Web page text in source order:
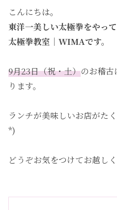
こんにちは。
東洋一美しい太極拳をやっ
太極拳教室｜WIMAです。
9月23日（祝・土）のお稽古
ります。
ランチが美味しいお店がた
*)
どうぞお気をつけてお越し